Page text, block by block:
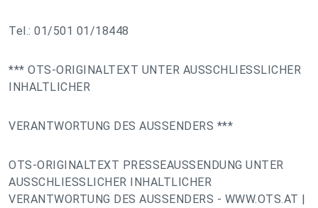
Tel.: 01/501 01/18448
*** OTS-ORIGINALTEXT UNTER AUSSCHLIESSLICHER
INHALTLICHER
VERANTWORTUNG DES AUSSENDERS ***
OTS-ORIGINALTEXT PRESSEAUSSENDUNG UNTER
AUSSCHLIESSLICHER INHALTLICHER
VERANTWORTUNG DES AUSSENDERS - WWW.OTS.AT |